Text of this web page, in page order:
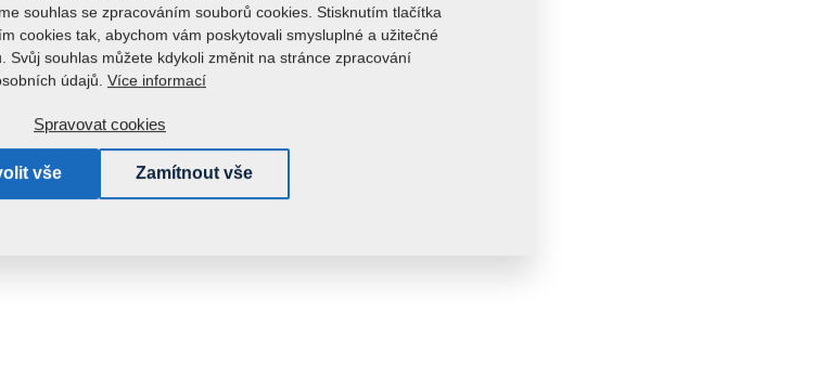
souhlas se zpracováním souborů cookies. Stisknutím tlačítka
cookies tak, abychom vám poskytovali smysluplné a užitečné
Svůj souhlas můžete kdykoli změnit na stránce zpracování
údajů. Více informací
Spravovat cookies
vše Zamítnout vše